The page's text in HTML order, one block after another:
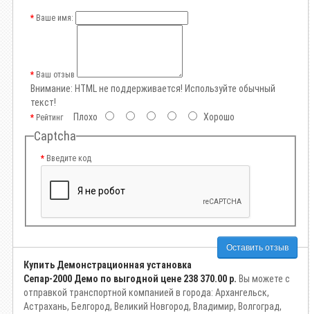
Ваше имя:
Ваш отзыв
Внимание: HTML не поддерживается! Используйте обычный
текст!
РейтингПлохо Хорошо
Captcha
Введите код
Оставить отзыв
Купить Демонстрационная установка
Сепар-2000 Демо по выгодной цене 238 370.00 р. Вы можете с
отправкой транспортной компанией в города: Архангельск,
Астрахань, Белгород, Великий Новгород, Владимир, Волгоград,